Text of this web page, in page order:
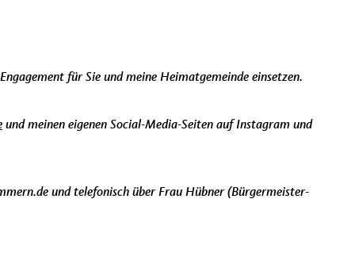
für Sie und meine Heimatgemeinde einsetzen.
und meinen eigenen Social-Media-Seiten auf Instagram und
und telefonisch über Frau Hübner (Bürgermeister-